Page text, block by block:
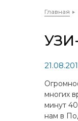
Главная
многих
минут
нам в